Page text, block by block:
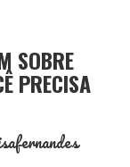
SOBRE
PRECISA